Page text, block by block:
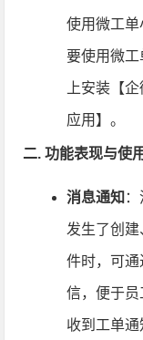
使用微工
要使用微
上安装【
应用】。
二. 功能表现与使
消息通知
发生了创
件时，可
信，便于
收到工单